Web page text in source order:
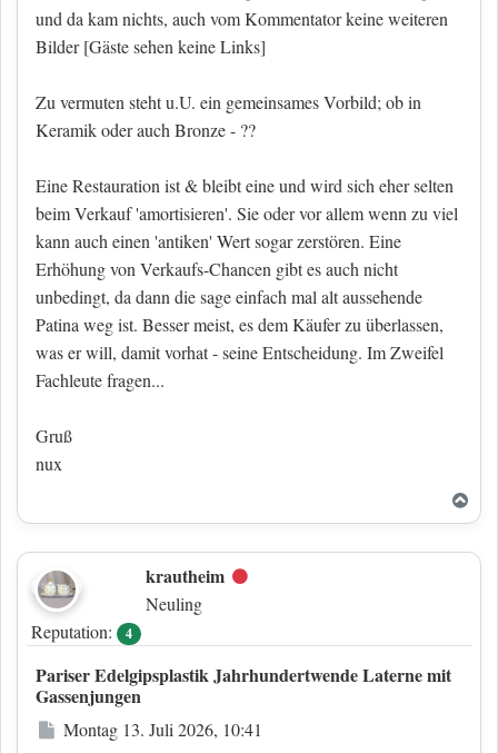
und da kam nichts, auch vom Kommentator keine weiteren
Bilder[Gäste sehen keine Links]
Zu vermuten steht u.U. ein gemeinsames Vorbild; ob in
Keramik oder auch Bronze - ??
Eine Restauration ist & bleibt eine und wird sich eher selten
beim Verkauf 'amortisieren'. Sie oder vor allem wenn zu viel
kann auch einen 'antiken' Wert sogar zerstören. Eine
Erhöhung von Verkaufs-Chancen gibt es auch nicht
unbedingt, da dann die sage einfach mal alt aussehende
Patina weg ist. Besser meist, es dem Käufer zu überlassen,
was er will, damit vorhat - seine Entscheidung. Im Zweifel
Fachleute fragen...
Gruß
nux
krautheim Offline
Neuling
Reputation:
4
Pariser Edelgipsplastik Jahrhundertwende Laterne mit
Gassenjungen
Beitrag
Montag 13. Juli 2026, 10:41